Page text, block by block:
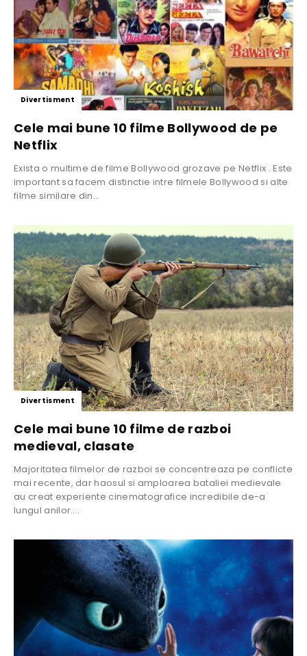
Divertisment
Cele mai bune 10 filme Bollywood de pe
Netflix
Exista o multime de filme Bollywood grozave pe Netflix . Este
important sa facem distinctie intre filmele Bollywood si alte
filme similare din...
Divertisment
Cele mai bune 10 filme de razboi
medieval, clasate
Majoritatea filmelor de razboi se concentreaza pe conflicte
mai recente, dar haosul si amploarea bataliei medievale
au creat experiente cinematografice incredibile de-a
lungul anilor....